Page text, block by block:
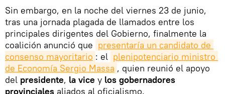
Sin embargo, en la noche del viernes 23 de junio,
tras una jornada plagada de llamados entre los
principales dirigentes del Gobierno, finalmente la
coalición anunció que presentaría un candidato de
consenso mayoritario : el plenipotenciario ministro
de Economía Sergio Massa , quien reunió el apoyo
del presidente, la vice y los gobernadores
provinciales aliados al oficialismo.